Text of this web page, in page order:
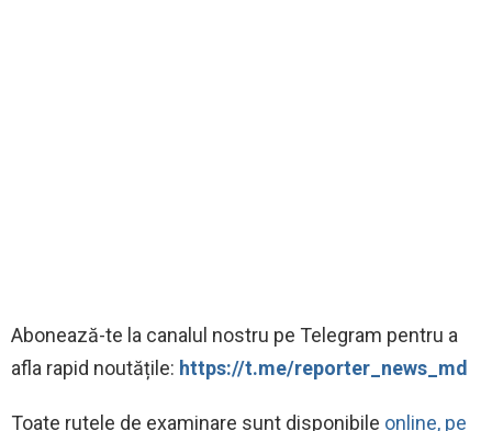
‍Abonează-te la canalul nostru pe Telegram pentru a
afla rapid noutățile: https://t.me/reporter_news_md
Toate rutele de examinare sunt disponibile online, pe